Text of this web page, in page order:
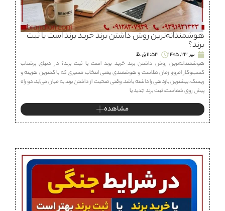
هوشمندانه‌ترین روش داشتن برند خرید برند است یا ثبت
برند؟
تیر 23, 1405
11:53 ق.ظ
هوشمندانه‌ترین روش داشتن برند خرید برند است یا ثبت برند؟ در دنیای پرشتاب
کسب‌وکار امروز، زمان طلاست و هوشمندی یعنی انتخاب مسیری که با کمترین هزینه و
ریسک، بیشترین بازدهی را داشته باشد. وقتی صحبت از داشتن برند به میان می‌آید، دو راه
پیش روی شماست: ثبت برند جدید یا
مشاهده